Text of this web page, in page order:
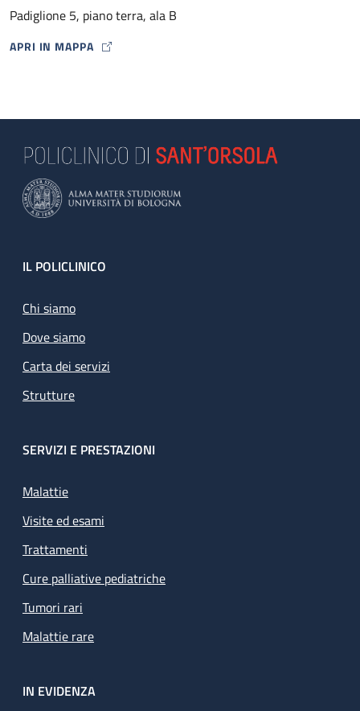
Padiglione 5, piano terra, ala B
APRI IN MAPPA
MAP ICON
Footer
IL POLICLINICO
Chi siamo
Dove siamo
Carta dei servizi
Strutture
SERVIZI E PRESTAZIONI
Malattie
Visite ed esami
Trattamenti
Cure palliative pediatriche
Tumori rari
Malattie rare
IN EVIDENZA